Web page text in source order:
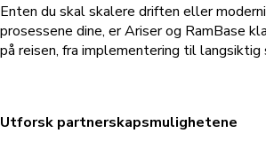
Enten du skal skalere driften eller
prosessene dine, er Ariser og RamBase
på reisen, fra implementering til langsiktig
Utforsk partnerskapsmulighetene